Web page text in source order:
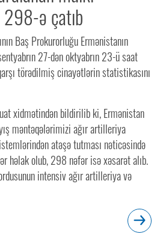
ə çatıb
Baş Prokurorluğu Ermənistanın
27-dən oktyabrın 23-ü saat
törədilmiş cinayətlərin statistikasını
xidmətindən bildirilib ki, Ermənistan
məntəqələrimizi ağır artilleriya
atəşə tutması nəticəsində
həlak olub, 298 nəfər isə xəsarət alıb.
intensiv ağır artilleriya və